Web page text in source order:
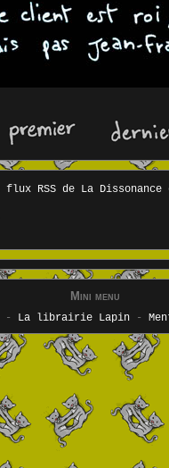
Mini menu
- La librairie Lapin-